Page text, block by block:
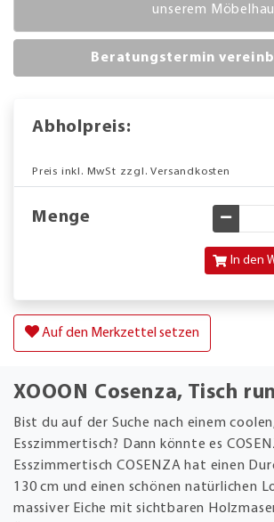
unserem
Beratungstermin
Abholpreis:
Preis inkl. MwSt zzgl. Versandkosten
Menge
In den
Auf den Merkzettel setzen
XOOON Cosenza, Tisch
Bist du auf der Suche nach einem
Esszimmertisch? Dann könnte es
Esszimmertisch COSENZA hat einen
130 cm und einen schönen natürlichen
massiver Eiche mit sichtbaren